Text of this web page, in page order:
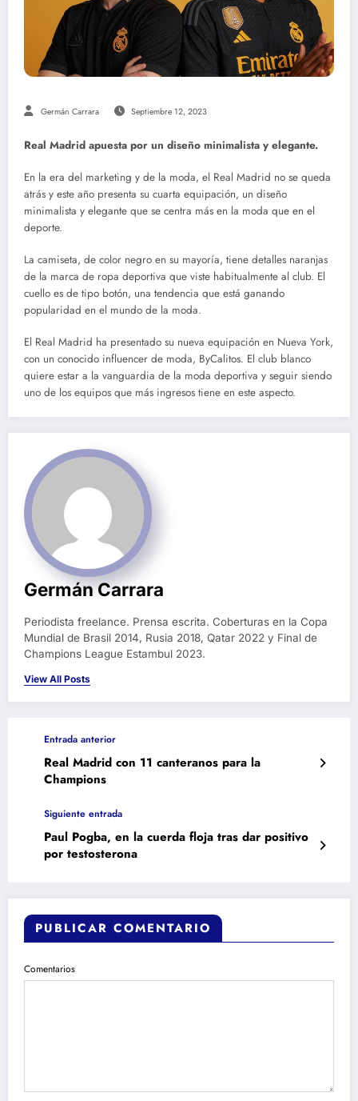
Germán Carrara Septiembre 12, 2023
Real Madrid apuesta por un diseño minimalista y elegante.
En la era del marketing y de la moda, el Real Madrid no se queda
atrás y este año presenta su cuarta equipación, un diseño
minimalista y elegante que se centra más en la moda que en el
deporte.
La camiseta, de color negro en su mayoría, tiene detalles naranjas
de la marca de ropa deportiva que viste habitualmente al club. El
cuello es de tipo botón, una tendencia que está ganando
popularidad en el mundo de la moda.
El Real Madrid ha presentado su nueva equipación en Nueva York,
con un conocido influencer de moda, ByCalitos. El club blanco
quiere estar a la vanguardia de la moda deportiva y seguir siendo
uno de los equipos que más ingresos tiene en este aspecto.
Germán Carrara
Periodista freelance. Prensa escrita. Coberturas en la Copa
Mundial de Brasil 2014, Rusia 2018, Qatar 2022 y Final de
Champions League Estambul 2023.
View All Posts
Entrada anterior
Real Madrid con 11 canteranos para la
Champions
Siguiente entrada
Paul Pogba, en la cuerda floja tras dar positivo
por testosterona
PUBLICAR COMENTARIO
Comentarios